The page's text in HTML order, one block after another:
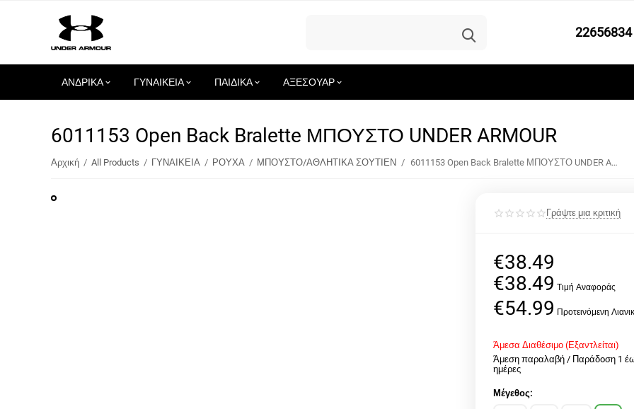
22656834
ΑΝΔΡΙΚΑ ΓΥΝΑΙΚΕΙΑ ΠΑΙΔΙΚΑ ΑΞΕΣΟΥΑΡ
6011153 Open Back Bralette ΜΠΟΥΣΤΟ UNDER ARMOUR
Αρχική / All Products / ΓΥΝΑΙΚΕΙΑ / ΡΟΥΧΑ / ΜΠΟΥΣΤΟ/ΑΘΛΗΤΙΚΑ ΣΟΥΤΙΕΝ / 6011153 Open Back Bralette ΜΠΟΥΣΤΟ UNDER ARMOUR
Γράψτε μια κριτική
€38.49
€54.99
€38.49
Άμεσα Διαθέσιμο (Εξαντλείται)
Άμεση παραλαβή / Παράδoση 1
ημέρες
Μέγεθος: